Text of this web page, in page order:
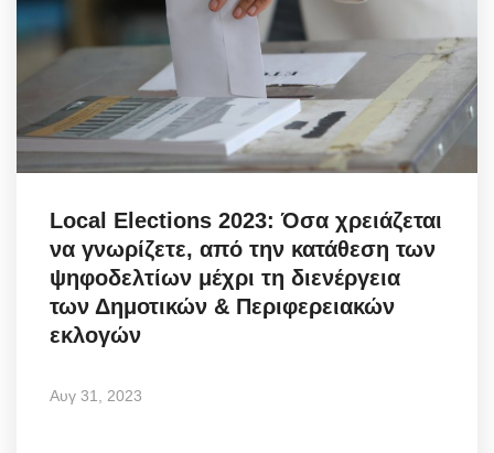
Local Elections 2023: Όσα χρειάζεται
να γνωρίζετε, από την κατάθεση των
ψηφοδελτίων μέχρι τη διενέργεια
των Δημοτικών & Περιφερειακών
εκλογών
Αυγ 31, 2023